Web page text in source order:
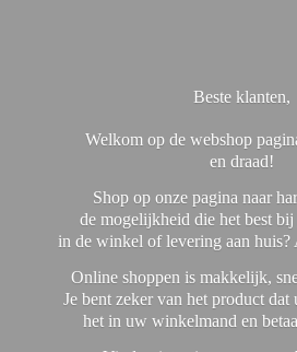
Beste klanten,
Welkom op de webshop
en draad!
Shop op onze pagina naar
de mogelijkheid die het best bij
in de winkel of levering aan
Online shoppen is makkelijk,
Je bent zeker van het product
het in uw winkelmand en